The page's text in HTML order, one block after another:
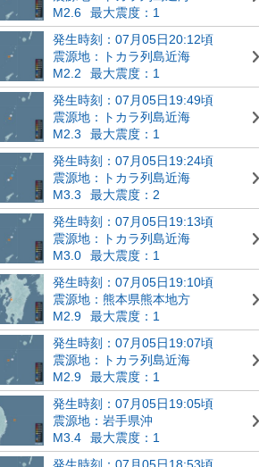
M2.6
最大震度：1
発生時刻：07月05日20:12頃
震源地：トカラ列島近海
M2.2
最大震度：1
発生時刻：07月05日19:49頃
震源地：トカラ列島近海
M2.3
最大震度：1
発生時刻：07月05日19:24頃
震源地：トカラ列島近海
M3.3
最大震度：2
発生時刻：07月05日19:13頃
震源地：トカラ列島近海
M3.0
最大震度：1
発生時刻：07月05日19:10頃
震源地：熊本県熊本地方
M2.9
最大震度：1
発生時刻：07月05日19:07頃
震源地：トカラ列島近海
M2.9
最大震度：1
発生時刻：07月05日19:05頃
震源地：岩手県沖
M3.4
最大震度：1
発生時刻：07月05日18:53頃